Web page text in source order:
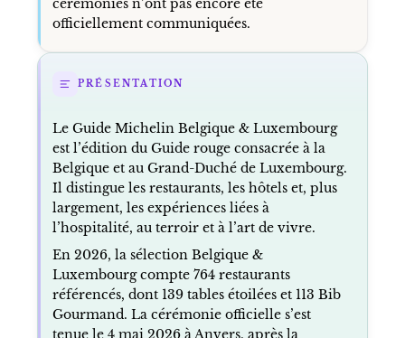
cérémonies n’ont pas encore été
officiellement communiquées.
PRÉSENTATION
Le Guide Michelin Belgique & Luxembourg
est l’édition du Guide rouge consacrée à la
Belgique et au Grand-Duché de Luxembourg.
Il distingue les restaurants, les hôtels et, plus
largement, les expériences liées à
l’hospitalité, au terroir et à l’art de vivre.
En 2026, la sélection Belgique &
Luxembourg compte 764 restaurants
référencés, dont 139 tables étoilées et 113 Bib
Gourmand. La cérémonie officielle s’est
tenue le 4 mai 2026 à Anvers, après la